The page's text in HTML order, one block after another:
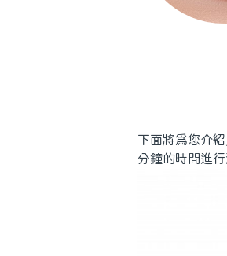
下面將為您介紹
分鐘的時間進